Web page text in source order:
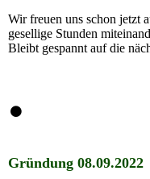
Wir freuen uns schon jetzt
gesellige Stunden
Bleibt gespannt auf die
Gründung 08.09.2022